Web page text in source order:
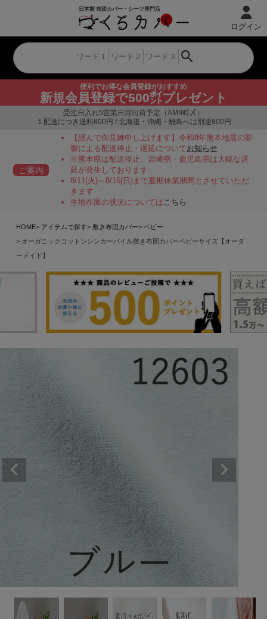
便利でお得な会員登録がおすすめ
新規会員登録で500㌽プレゼント
ログイン
受注日入れ5営業日目出荷予定（AM9時〆）
１配送につき送料800円 / 北海道・沖縄・離島へは別途800円
ご案内
【謹んで御見舞申し上げます】令和8年熊本地震の影
響による配送停止・遅延についてお知らせ
※熊本県は配送停止、宮崎県・鹿児島県は大幅な遅
延が発生しております
8/11(火)～8/16(日)まで夏期休業期間とさせていただ
きます
生地在庫の状況についてはこちら
HOME アイテムで探す 敷き布団カバー
ベビー
オーガニックコットンシンカーパイル敷き布団カバーベビーサイズ【オーダ
ーメイド】